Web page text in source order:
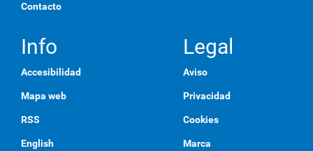
Contacto
Info
Accesibilidad
Mapa web
RSS
English
Legal
Aviso
Privacidad
Cookies
Marca